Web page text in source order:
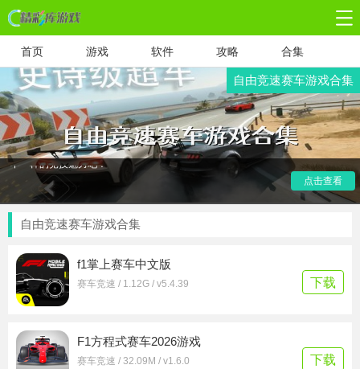
首页 游戏 软件 攻略 合集
自由竞速赛车游戏合集
为大家精选了几款手机飙车游戏，画风独特，玩法多样。你可
以驾驶各种酷炫赛车，体验真实驾驶的快感，尽享游戏的沉浸
感。速度与激情并存，快来下载，与好友一起驰骋赛道，感受
不一样的竞技魅力吧！
点击查看
自由竞速赛车游戏合集
f1掌上赛车中文版
赛车竞速 / 1.12G / v5.4.39 下载
F1方程式赛车2026游戏
赛车竞速 / 32.09M / v1.6.0 下载